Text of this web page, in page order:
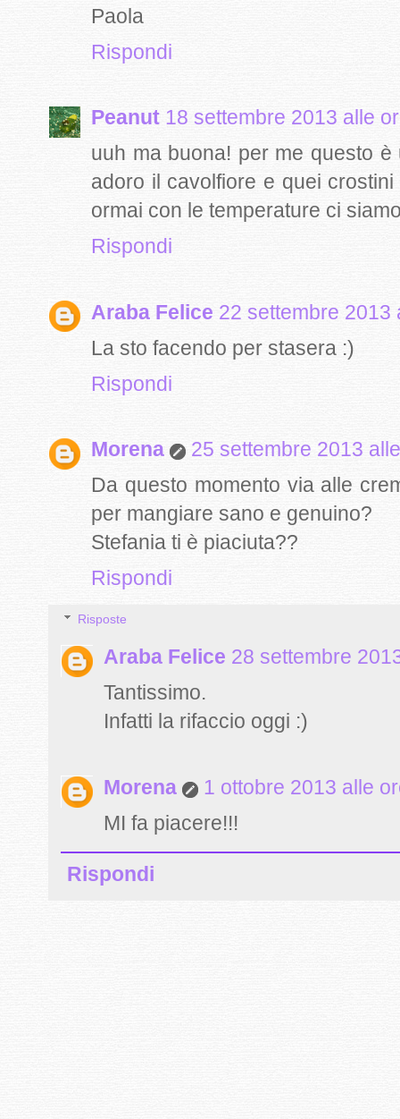
Paola
Rispondi
Peanut 18 settembre 2013 alle
uuh ma buona! per me questo
adoro il cavolfiore e quei
ormai con le temperature ci
Rispondi
Araba Felice 22 settembre 2013
La sto facendo per stasera :)
Rispondi
Morena
25 settembre 2013
Da questo momento via alle
per mangiare sano e genuino?
Stefania ti è piaciuta??
Rispondi
Risposte
Araba Felice 28 settembre
Tantissimo.
Infatti la rifaccio oggi :)
Morena
1 ottobre 2013 alle
MI fa piacere!!!
Rispondi